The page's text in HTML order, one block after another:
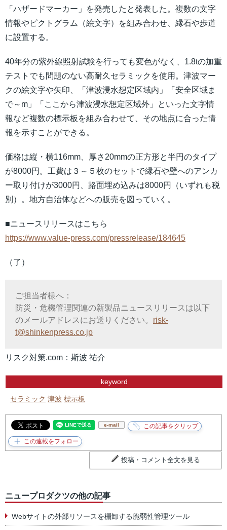
「ハザードマーカー」を発売したと発表した。複数の文字
情報やピクトグラム（絵文字）を組み合わせ、縁石や歩道
に設置する。
40年分の紫外線照射試験を行っても変色がなく、1.8tの加重
テストでも問題のない高耐久セラミックを使用。津波マー
クの絵文字や矢印、「津波浸水想定区域内」「安全区域ま
で～m」「ここから津波浸水想定区域外」といった文字情
報など複数の標示板を組み合わせて、その地点に合った情
報を示すことができる。
価格は縦・横116mm、厚さ20mmの正方形と半円のタイプ
が8000円。工費は３～５枚のセットで縁石や壁へのアンカ
ー取り付けが3000円、路面埋め込みは8000円（いずれも税
別）。地方自治体などへの販売を図っていく。
■ニュースリリースはこちら
https://www.value-press.com/pressrelease/184645
（了）
ご担当者様へ：
防災・危機管理関連の新製品ニュースリリースは以下
のメールアドレスにお送りください。 risk-
t@shinkenpress.co.jp
リスク対策.com：斯波 祐介
keyword
セラミック 津波 標示板
e-mail
投稿・コメント全文を見る
ニュープロダクツの他の記事
Webサイトの外部リソースを棚卸する脆弱性管理ツール